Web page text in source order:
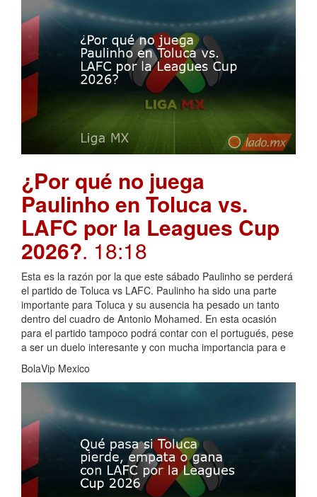
¿Por qué no juega
Paulinho en Toluca vs.
LAFC por la Leagues Cup
2026?. 18:18
Esta es la razón por la que este sábado Paulinho se perderá
el partido de Toluca vs LAFC. Paulinho ha sido una parte
importante para Toluca y su ausencia ha pesado un tanto
dentro del cuadro de Antonio Mohamed. En esta ocasión
para el partido tampoco podrá contar con el portugués, pese
a ser un duelo interesante y con mucha importancia para e
BolaVip Mexico